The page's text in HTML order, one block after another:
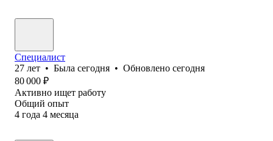
Специалист
27 лет • Была сегодня • Обновлено сегодня
80 000 ₽
Активно ищет работу
Общий опыт
4 года 4 месяца